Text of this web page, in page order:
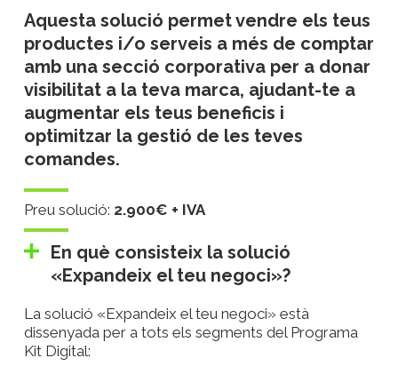
Aquesta solució permet vendre els teus
productes i/o serveis a més de comptar
amb una secció corporativa per a donar
visibilitat a la teva marca, ajudant-te a
augmentar els teus beneficis i
optimitzar la gestió de les teves
comandes.
Preu solució: 2.900€ + IVA
En què consisteix la solució
«Expandeix el teu negoci»?
La solució «Expandeix el teu negoci» està
dissenyada per a tots els segments del Programa
Kit Digital: